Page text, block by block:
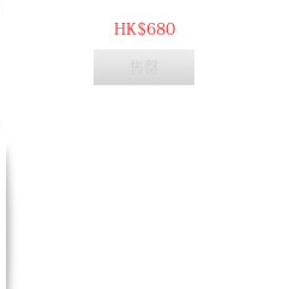
和高雅的甜味，再加上釀製時木
HK$680